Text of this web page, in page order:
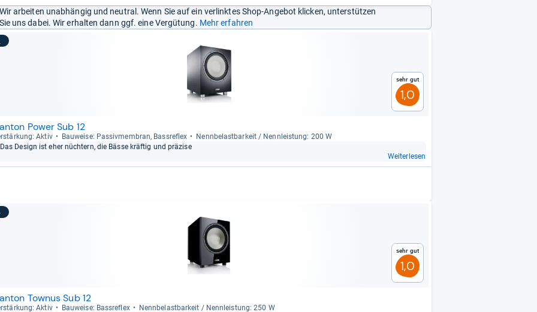
arbeiten unabhängig und neutral. Wenn Sie auf ein verlinktes Shop-Angebot klicken, unterstützen
uns dabei. Wir erhalten dann ggf. eine Vergütung. Mehr erfahren
Sehr gut
1,0
Power Sub 12
Aktiv Bau­weise: Pas­siv­mem­bran, Bass­re­flex
Nenn­be­last­bar­keit / Nenn­leis­tung: 200 W
Das Design ist eher nüch­tern, die Bässe kräf­tig und prä­zise
Weiterlesen
Sehr gut
1,0
Townus Sub 12
Aktiv Bau­weise: Bass­re­flex
Nenn­be­last­bar­keit / Nenn­leis­tung: 250 W